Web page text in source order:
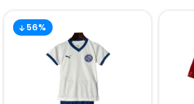
56%